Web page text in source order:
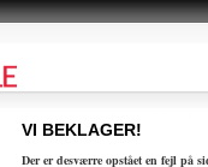
VI BEKLAGER!
Der er desværre opstået en fejl på